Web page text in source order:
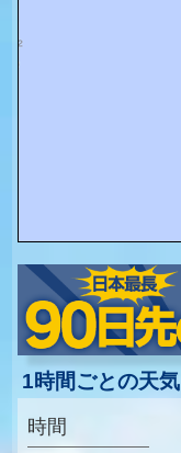
1時間ごとの天気
時間